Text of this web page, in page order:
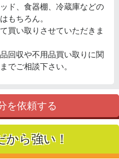
ド、食器棚、冷蔵庫などの
もちろん。
買い取りさせていただきま
回収や不用品買い取りに関
でご相談下さい。
を依頼する
から強い！